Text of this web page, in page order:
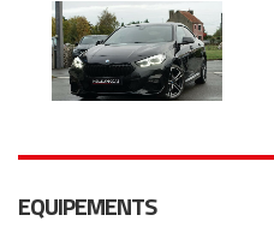
EQUIPEMENTS